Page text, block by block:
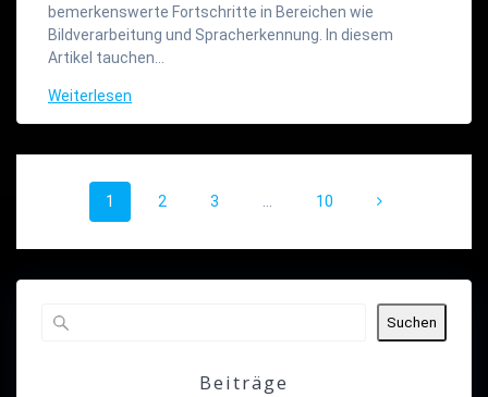
bemerkenswerte Fortschritte in Bereichen wie
Bildverarbeitung und Spracherkennung. In diesem
Artikel tauchen…
Weiterlesen
Beitragsnavigation
Seite
1 Seite
2 Seite
3 … Seite
10
Suchen
Beiträge